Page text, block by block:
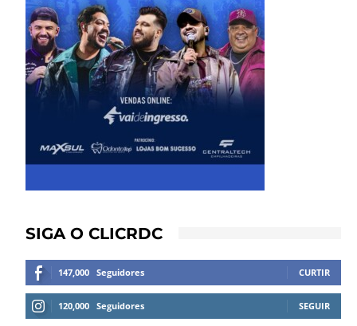
SIGA O CLICRDC
147,000 Seguidores CURTIR
120,000 Seguidores SEGUIR